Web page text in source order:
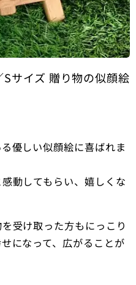
イズ 贈り物の似顔絵
優しい似顔絵に喜ばれま
動してもらい、嬉しくな
受け取った方もにっこり
になって、広がることが